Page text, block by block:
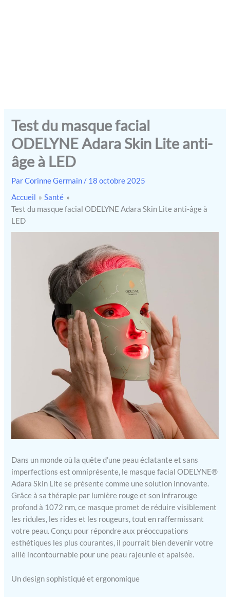
Test du masque facial
ODELYNE Adara Skin Lite anti-
âge à LED
ParCorinne Germain / 18 octobre 2025
Accueil
Santé
Test du masque facial ODELYNE Adara Skin Lite anti-âge à
LED
Dans un monde où la quête d’une peau éclatante et sans
imperfections est omniprésente, le masque facial ODELYNE®
Adara Skin Lite se présente comme une solution innovante.
Grâce à sa thérapie par lumière rouge et son infrarouge
profond à 1072 nm, ce masque promet de réduire visiblement
les ridules, les rides et les rougeurs, tout en raffermissant
votre peau. Conçu pour répondre aux préoccupations
esthétiques les plus courantes, il pourrait bien devenir votre
allié incontournable pour une peau rajeunie et apaisée.
Un design sophistiqué et ergonomique